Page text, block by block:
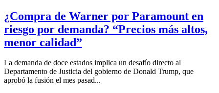
¿Compra de Warner por Paramount en
riesgo por demanda? “Precios más altos,
menor calidad”
La demanda de doce estados implica un desafío directo al
Departamento de Justicia del gobierno de Donald Trump, que
aprobó la fusión el mes pasad...